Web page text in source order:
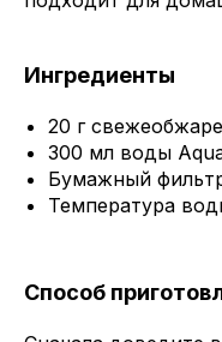
Ингредиенты
20 г
300 мл воды
Бумажный
Температура
Способ